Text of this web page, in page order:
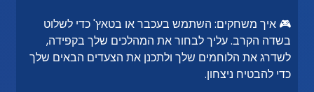
🎮 איך משחקים: השתמש בעכבר או בטאץ' כדי לשלוט
בשדה הקרב. עליך לבחור את המהלכים שלך בקפידה,
לשדרג את הלוחמים שלך ולתכנן את הצעדים הבאים שלך
כדי להבטיח ניצחון.